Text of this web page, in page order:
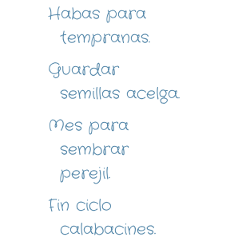
Habas para
tempranas.
Guardar
semillas acelga.
Mes para
sembrar
perejil.
Fin ciclo
calabacines.